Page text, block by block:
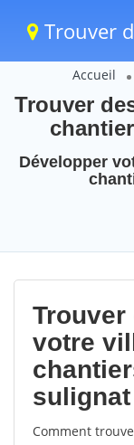
Trouver
Accueil
Trouver
Développer
votre
sulignat
Comment